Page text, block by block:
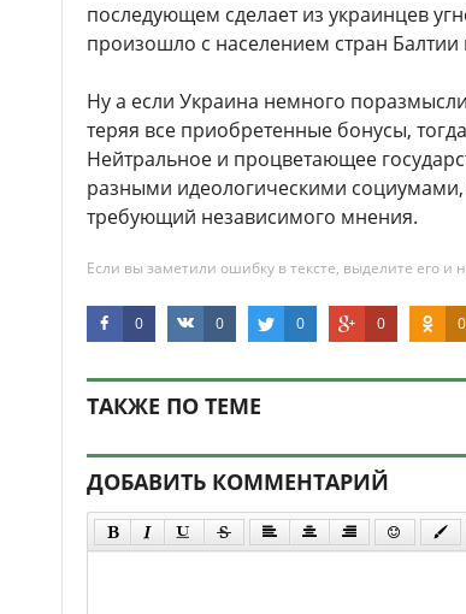
последующем сделает из украинцев
произошло с населением стран
Ну а если Украина немного
теряя все приобретенные бонусы,
Нейтральное и процветающее
разными идеологическими
требующий независимого мнения.
Если вы заметили ошибку в тексте, выделите его и
0 0 0 0 0
ТАКЖЕ ПО ТЕМЕ
ДОБАВИТЬ КОММЕНТАРИЙ